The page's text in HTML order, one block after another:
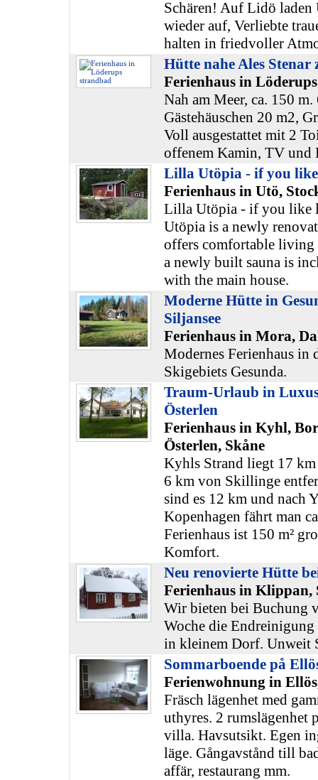
Schären! Auf Lidö laden
wieder auf, Verliebte
halten in friedvoller
Hütte nahe Ales Stenar
Ferienhaus in
Nah am Meer, ca. 150
Gästehäuschen 20 m2,
Voll ausgestattet mit 2
offenem Kamin, TV und
Lilla Utöpia - if you
Ferienhaus in Utö,
Lilla Utöpia - if you
Utöpia is a newly
offers comfortable living
a newly built sauna is
with the main house.
Moderne Hütte in
Siljansee
Ferienhaus in Mora,
Modernes Ferienhaus in
Skigebiets Gesunda.
Traum-Urlaub in
Österlen
Ferienhaus in Kyhl,
Österlen, Skåne
Kyhls Strand liegt 17
6 km von Skillinge
sind es 12 km und nach
Kopenhagen fährt man
Ferienhaus ist 150 m²
Komfort.
Neu renovierte Hütte
Ferienhaus in Klippan,
Wir bieten bei Buchung
Woche die
in kleinem Dorf. Unweit
Sommarboende på
Ferienwohnung in
Fräsch lägenhet med
uthyres. 2 rumslägenhet
villa. Havsutsikt. Egen
läge. Gångavstånd till
affär, restaurang mm.